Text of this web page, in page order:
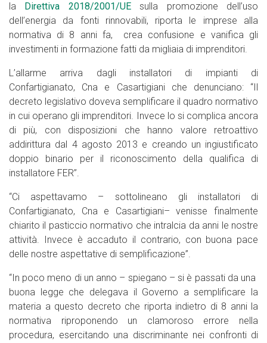
la Direttiva 2018/2001/UEsulla promozione dell’uso
dell’energia da fonti rinnovabili, riporta le imprese alla
normativa di 8 anni fa, crea confusione e vanifica gli
investimenti in formazione fatti da migliaia di imprenditori.
L’allarme arriva dagli installatori di impianti di
Confartigianato, Cna e Casartigiani che denunciano: “Il
decreto legislativo doveva semplificare il quadro normativo
in cui operano gli imprenditori. Invece lo si complica ancora
di più, con disposizioni che hanno valore retroattivo
addirittura dal 4 agosto 2013 e creando un ingiustificato
doppio binario per il riconoscimento della qualifica di
installatore FER”.
“Ci aspettavamo – sottolineano gli installatori di
Confartigianato, Cna e Casartigiani– venisse finalmente
chiarito il pasticcio normativo che intralcia da anni le nostre
attività. Invece è accaduto il contrario, con buona pace
delle nostre aspettative di semplificazione”.
“In poco meno di un anno – spiegano – si è passati da una
buona legge che delegava il Governo a semplificare la
materia a questo decreto che riporta indietro di 8 anni la
normativa riproponendo un clamoroso errore nella
procedura, esercitando una discriminante nei confronti di